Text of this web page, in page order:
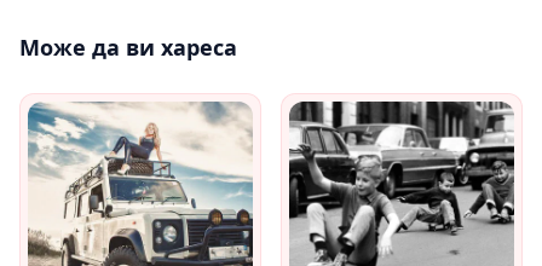
Може да ви хареса